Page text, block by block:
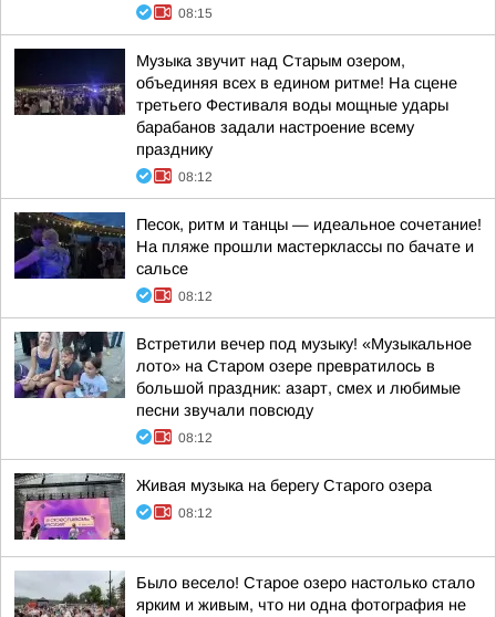
08:15
Музыка звучит над Старым озером,
объединяя всех в едином ритме! На сцене
третьего Фестиваля воды мощные удары
барабанов задали настроение всему
празднику
08:12
Песок, ритм и танцы — идеальное сочетание!
На пляже прошли мастерклассы по бачате и
сальсе
08:12
Встретили вечер под музыку! «Музыкальное
лото» на Старом озере превратилось в
большой праздник: азарт, смех и любимые
песни звучали повсюду
08:12
Живая музыка на берегу Старого озера
08:12
Было весело! Старое озеро настолько стало
ярким и живым, что ни одна фотография не